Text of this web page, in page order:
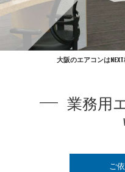
大阪のエアコンは
業務用
ご